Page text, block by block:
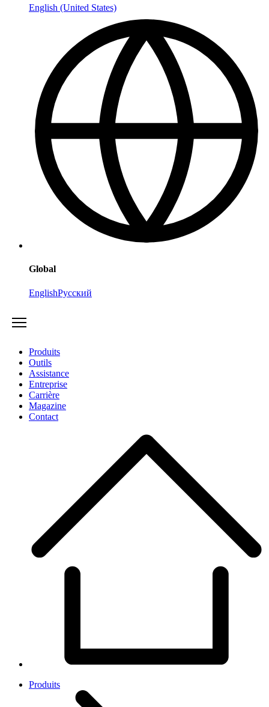
English (United States)
Global
EnglishРусский
Produits
Outils
Assistance
Entreprise
Carrière
Magazine
Contact
Produits